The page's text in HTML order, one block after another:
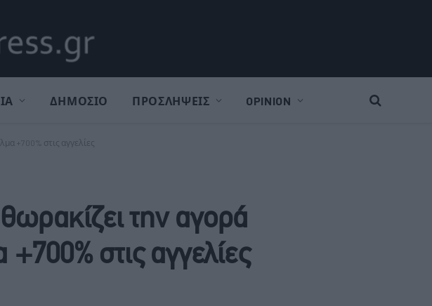
ΔΗΜΟΣΙΟ ΠΡΟΣΛΗΨΕΙΣ OPINION
+700% στις αγγελίες
την αγορά
στις αγγελίες